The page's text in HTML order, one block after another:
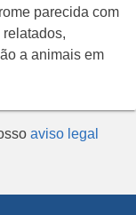
parecida com
a animais em
aviso legal